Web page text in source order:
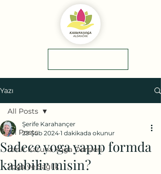
Yazı
All Posts
İzmir Karuna Yoga Dersleri
Yoga ve Sağlık
All Posts
Sadece yoga yapıp formda
kalabilir misin?
Şerife Karahançer
29 Şub 2024 1 dakikada okunur